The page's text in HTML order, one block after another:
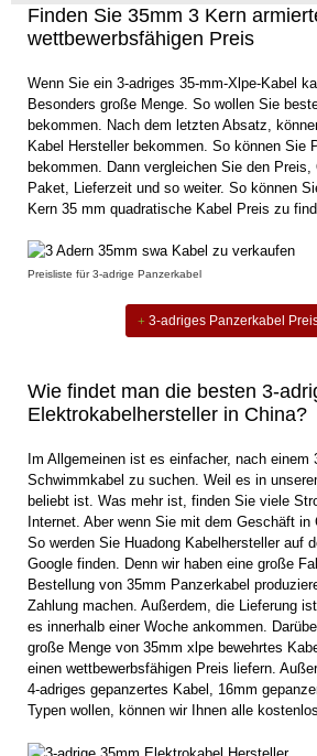
Finden Sie 35mm 3 Kern
wettbewerbsfähigen Preis
Wenn Sie ein 3-adriges 35-mm-Xlpe-Kabel
Besonders große Menge. So wollen Sie
bekommen. Nach dem letzten Absatz,
Kabel Hersteller bekommen. So können Sie
bekommen. Dann vergleichen Sie den Preis,
Paket, Lieferzeit und so weiter. So können
Kern 35 mm quadratische Kabel Preis zu
Preisliste für 3-adrige Panzerkabel
3-adriges Panzerkabel
Wie findet man die besten 3-
Elektrokabelhersteller in China?
Im Allgemeinen ist es einfacher, nach einem
Schwimmkabel zu suchen. Weil es in
beliebt ist. Was mehr ist, finden Sie viele
Internet. Aber wenn Sie mit dem Geschäft in
So werden Sie Huadong Kabelhersteller auf
Google finden. Denn wir haben eine große
Bestellung von 35mm Panzerkabel
Zahlung machen. Außerdem, die Lieferung
es innerhalb einer Woche ankommen.
große Menge von 35mm xlpe bewehrtes
einen wettbewerbsfähigen Preis liefern.
4-adriges gepanzertes Kabel, 16mm
Typen wollen, können wir Ihnen alle